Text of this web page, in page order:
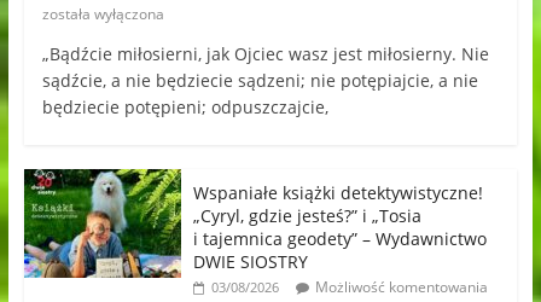
została wyłączona
„Bądźcie miłosierni, jak Ojciec wasz jest miłosierny. Nie
sądźcie, a nie będziecie sądzeni; nie potępiajcie, a nie
będziecie potępieni; odpuszczajcie,
Wspaniałe książki detektywistyczne!
„Cyryl, gdzie jesteś?” i „Tosia
i tajemnica geodety” – Wydawnictwo
DWIE SIOSTRY
03/08/2026
Możliwość komentowania